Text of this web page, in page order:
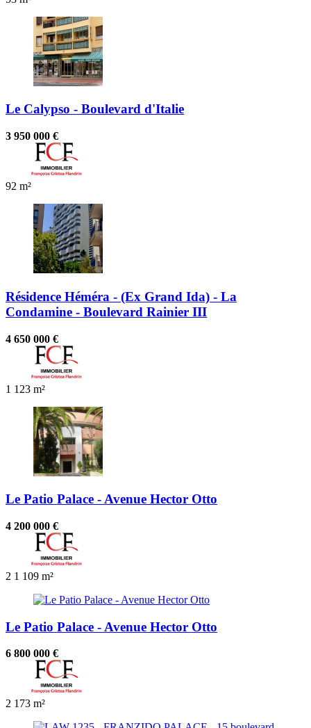
Le Calypso - Boulevard d'Italie
3 950 000 €
92 m²
Résidence Héméra - (Ex Grand Ida) - La
Condamine - Boulevard Rainier III
4 650 000 €
1 123 m²
Le Patio Palace - Avenue Hector Otto
4 200 000 €
2 1 109 m²
Le Patio Palace - Avenue Hector Otto
6 800 000 €
2 173 m²